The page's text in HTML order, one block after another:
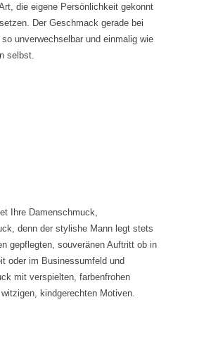
die eigene Persönlichkeit gekonnt
Der Geschmack gerade bei
unverwechselbar und einmalig wie
selbst.
Ihre Damenschmuck,
denn der stylishe Mann legt stets
gepflegten, souveränen Auftritt ob in
oder im Businessumfeld und
mit verspielten, farbenfrohen
kindgerechten Motiven.